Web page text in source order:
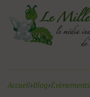
contenu
Accueil›Blog›Évènements